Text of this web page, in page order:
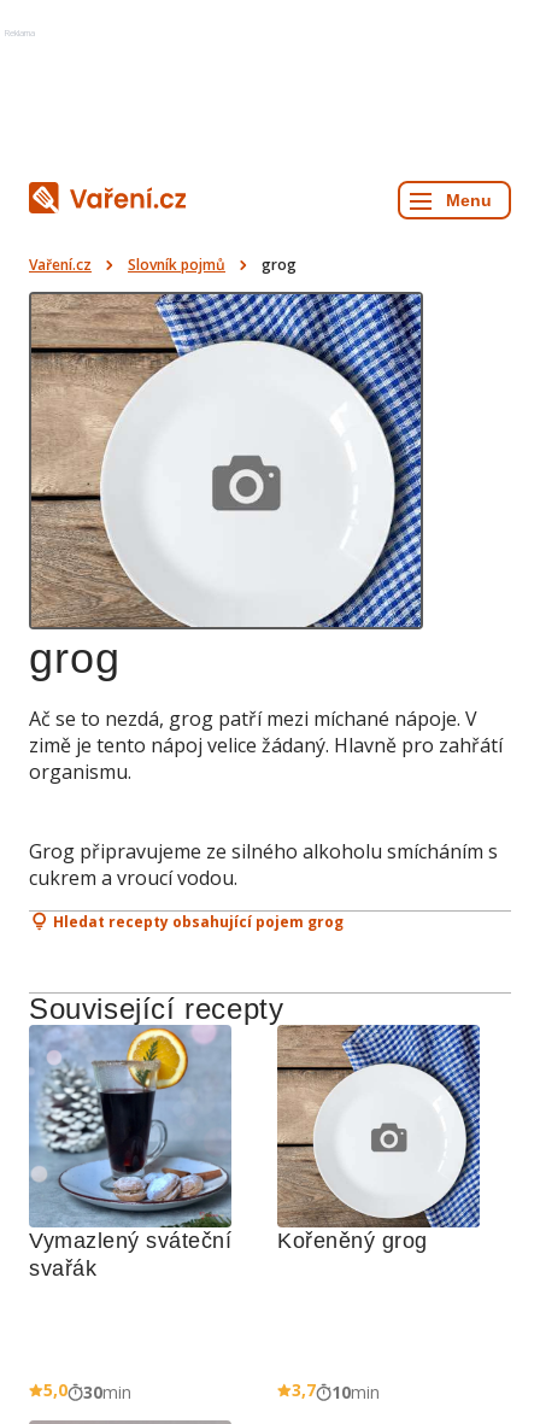
Reklama
Vaření.cz Slovník pojmů grog
grog
Ač se to nezdá, grog patří mezi míchané nápoje. V
zimě je tento nápoj velice žádaný. Hlavně pro zahřátí
organismu.
Grog připravujeme ze silného alkoholu smícháním s
cukrem a vroucí vodou.
Hledat recepty obsahující pojem grog
Související recepty
Vymazlený sváteční
svařák
5,0 30min
Kořeněný grog
3,7 10min